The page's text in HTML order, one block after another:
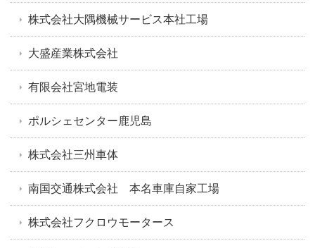
株式会社大隅機械サービス本社工場
大盛産業株式会社
有限会社宮地電装
ポルシェセンター鹿児島
株式会社三州車体
南国交通株式会社 本名車庫自家工場
株式会社フクロウモータース